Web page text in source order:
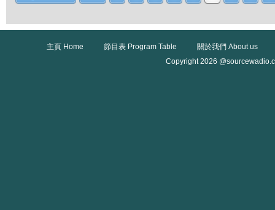
主頁 Home 節目表 Program Table
關於我們 About us
Copyright 2026